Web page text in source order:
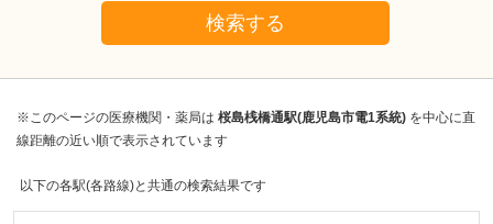
検索する
※このページの医療機関・薬局は 桜島桟橋通駅(鹿児島市電1系統) を中心に直
線距離の近い順で表示されています
以下の各駅(各路線)と共通の検索結果です